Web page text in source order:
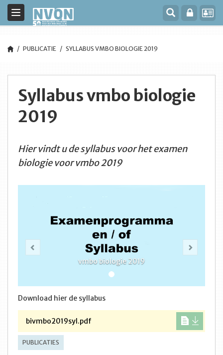
Toggle
navigation
PUBLICATIE SYLLABUS VMBO BIOLOGIE 2019
Syllabus vmbo biologie
2019
Hier vindt u de syllabus voor het examen
biologie voor vmbo 2019
vmbo biologie 2019
Download hier de syllabus
bivmbo2019syl.pdf
PUBLICATIES